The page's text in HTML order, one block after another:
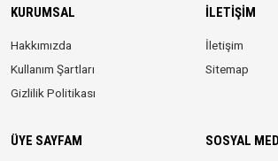
KURUMSAL
Hakkımızda
Kullanım Şartları
Gizlilik Politikası
İLETIŞIM
İletişim
Sitemap
ÜYE SAYFAM SOSYAL